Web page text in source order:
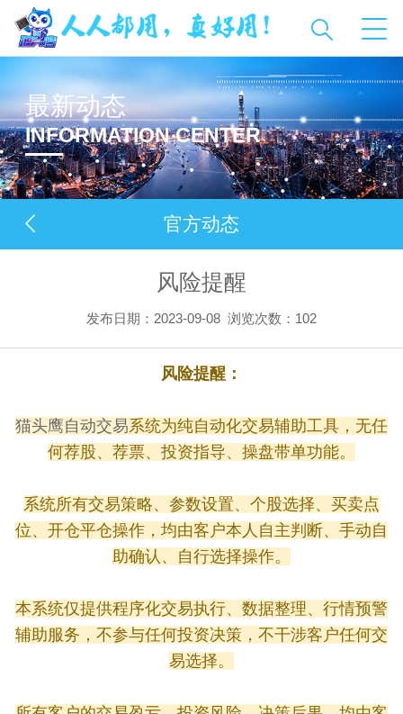
最新动态
INFORMATION CENTER
官方动态
风险提醒
发布日期：2023-09-08 浏览次数： 102
风险提醒：
猫头鹰自动交易系统为纯自动化交易辅助工具，无任
何荐股、荐票、投资指导、操盘带单功能。
系统所有交易策略、参数设置、个股选择、买卖点
位、开仓平仓操作，均由客户本人自主判断、手动自
助确认、自行选择操作。
本系统仅提供程序化交易执行、数据整理、行情预警
辅助服务，不参与任何投资决策，不干涉客户任何交
易选择。